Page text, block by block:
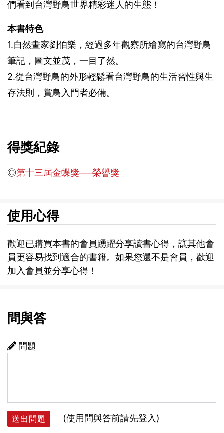
們看到台灣野鳥世界精彩迷人的生態！
本書特色
1.自然畫家劉伯樂，經過多年觀察所繪寫的台灣野鳥
筆記，圖文並茂，一目了然。
2.從台灣野鳥的外形輕鬆看台灣野鳥的生活習性與生
存法則，賞鳥入門者必備。
得獎紀錄
◎第十三屆金蝶獎──榮譽獎
使用心得
歡迎已購買本書的會員踴躍分享讀書心得，讓其他會
員更容易找到適合的書籍。如果您還不是會員，歡迎
加入會員並分享心得！
問與答
問題
送出問題 (使用問與答前請先登入)